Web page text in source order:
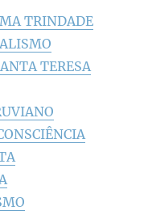
TRINDADE
TERESA